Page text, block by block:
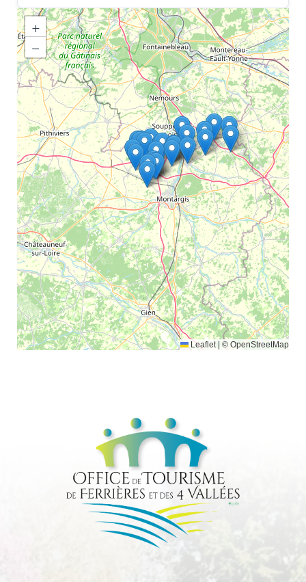
Dégustation
+
−
Leaflet © OpenStreetMap